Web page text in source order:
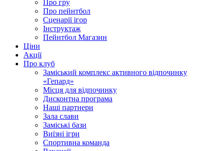
Про гру
Про пейнтбол
Сценарії ігор
Інструктаж
Пейнтбол Магазин
Ціни
Акції
Про клуб
Заміський комплекс активного відпочинку
«Гепард»
Місця для відпочинку
Дисконтна програма
Наші партнери
Зала слави
Заміські бази
Виїзні ігри
Спортивна команда